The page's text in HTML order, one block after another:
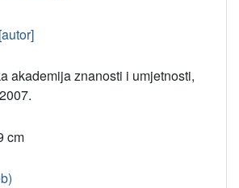
akademija znanosti i umjetnosti,
cm